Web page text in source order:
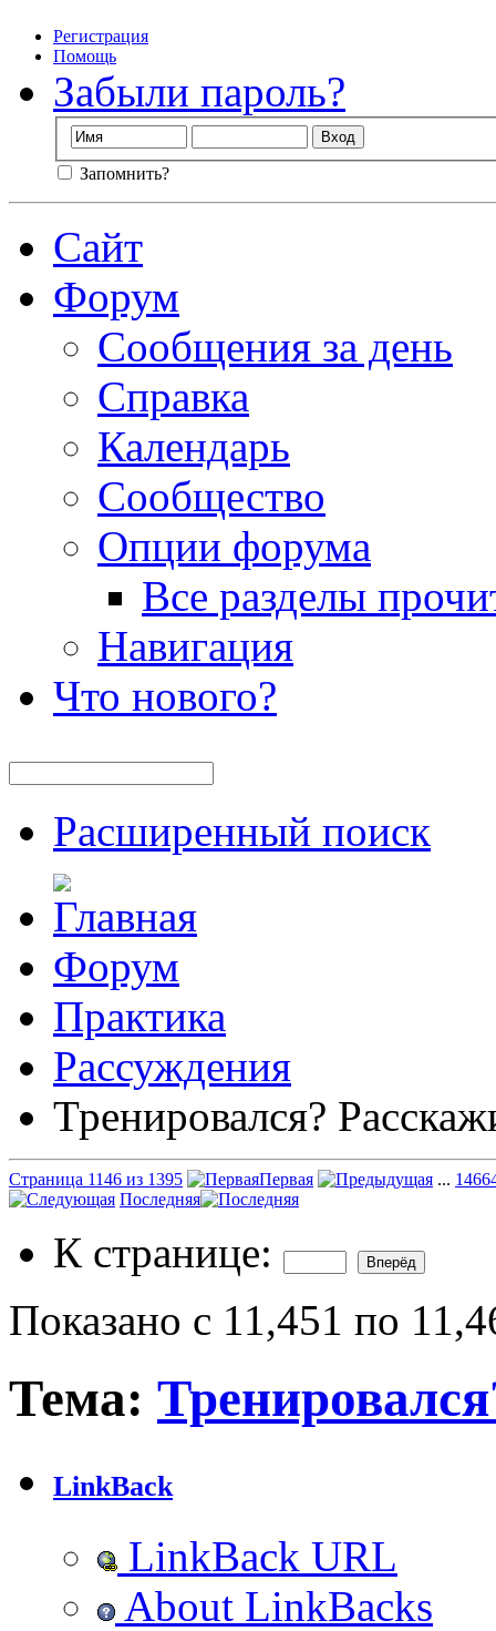
Регистрация
Помощь
Забыли пароль?
Запомнить?
Сайт
Форум
Сообщения за день
Справка
Календарь
Сообщество
Опции форума
Все разделы
Навигация
Что нового?
Расширенный поиск
Форум
Практика
Рассуждения
Тренировался?
Страница 1146 из 1395 Первая ... 146
Последняя
К странице:
Показано с 11,451 по
Тема:
LinkBack
LinkBack URL
About LinkBacks